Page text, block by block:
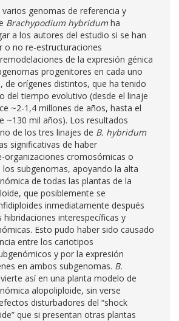
genomas de referencia y
Brachypodium hybridumha
a los autores del estudio si se han
o no re-estructuraciones
de la expresión génica
progenitores en cada uno
de orígenes distintos, que ha tenido
del tiempo evolutivo (desde el linaje
~2-1,4 millones de años, hasta el
~130 mil años). Los resultados
de los tres linajes de B. hybridum
significativas de haber
organizaciones cromosómicas o
subgenomas, apoyando la alta
de todas las plantas de la
que posiblemente se
inmediatamente después
hibridaciones interespecíficas y
Esto pudo haber sido causado
entre los cariotipos
y por la expresión
en ambos subgenomas. B.
así en una planta modelo de
alopoliploide, sin verse
disturbadores del “shock
que si presentan otras plantas